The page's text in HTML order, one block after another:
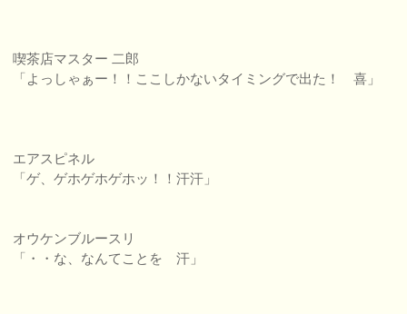
喫茶店マスター 二郎
「よっしゃぁー！！ここしかないタイミングで出た！ 喜」
エアスピネル
「ゲ、ゲホゲホゲホッ！！汗汗」
オウケンブルースリ
「・・な、なんてことを 汗」